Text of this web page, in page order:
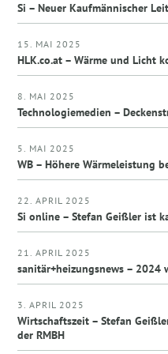
Si – Neuer Kaufmännischer
15. MAI 2025
HLK.co.at – Wärme und Licht
8. MAI 2025
Technologiemedien –
5. MAI 2025
WB – Höhere Wärmeleistung
22. APRIL 2025
Si online – Stefan Geißler ist
21. APRIL 2025
sanitär+heizungsnews – 2024
3. APRIL 2025
Wirtschaftszeit – Stefan
der RMBH